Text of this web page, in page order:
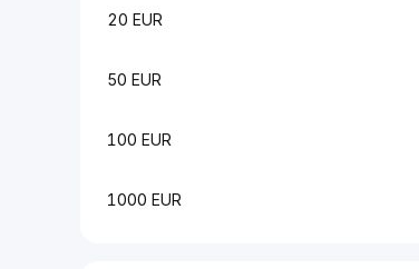
20 EUR
50 EUR
100 EUR
1000 EUR